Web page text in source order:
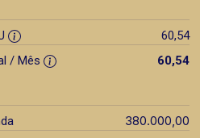
60,54
/ Mês
60,54
380.000,00